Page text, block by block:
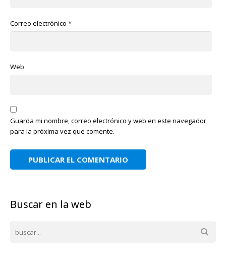
Correo electrónico *
Web
Guarda mi nombre, correo electrónico y web en este navegador
para la próxima vez que comente.
Buscar en la web